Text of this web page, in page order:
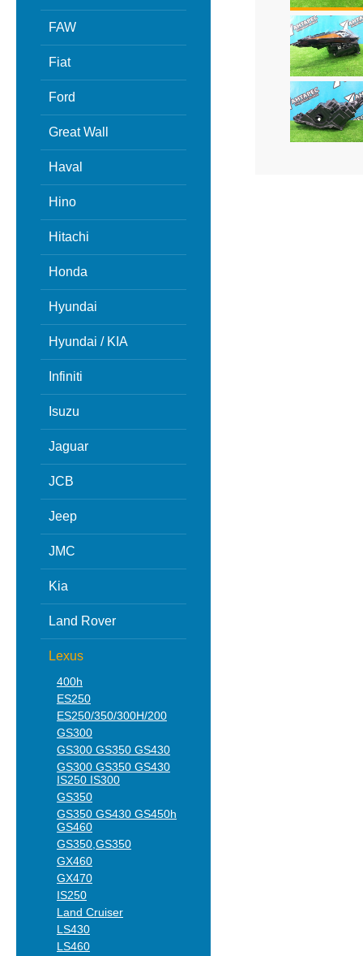
FAW
Fiat
Ford
Great Wall
Haval
Hino
Hitachi
Honda
Hyundai
Hyundai / KIA
Infiniti
Isuzu
Jaguar
JCB
Jeep
JMC
Kia
Land Rover
Lexus
400h
ES250
ES250/350/300H/200
GS300
GS300 GS350 GS430
GS300 GS350 GS430
IS250 IS300
GS350
GS350 GS430 GS450h
GS460
GS350,GS350
GX460
GX470
IS250
Land Cruiser
LS430
LS460